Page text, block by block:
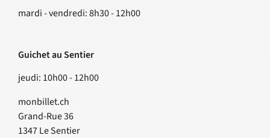
mardi - vendredi: 8h30 - 12h00
Guichet au Sentier
jeudi: 10h00 - 12h00
monbillet.ch
Grand-Rue 36
1347Le Sentier